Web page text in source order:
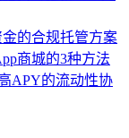
的合规托管方案
商城的3种方法
APY的流动性协